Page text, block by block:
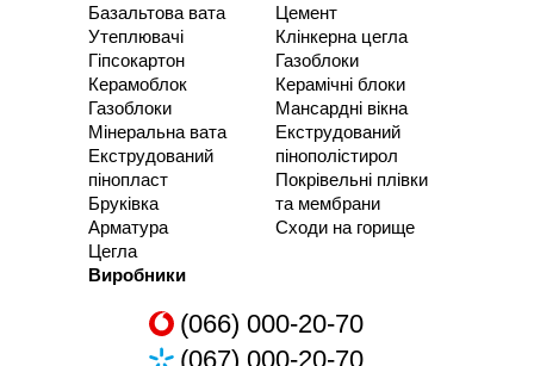
Базальтова вата
Утеплювачі
Гіпсокартон
Керамоблок
Газоблоки
Мінеральна вата
Екструдований
пінопласт
Бруківка
Арматура
Цегла
Цемент
Клінкерна цегла
Газоблоки
Керамічні блоки
Мансардні вікна
Екструдований
пінополістирол
Покрівельні плівки
та мембрани
Сходи на горище
Виробники
(066) 000-20-70
(067) 000-20-70